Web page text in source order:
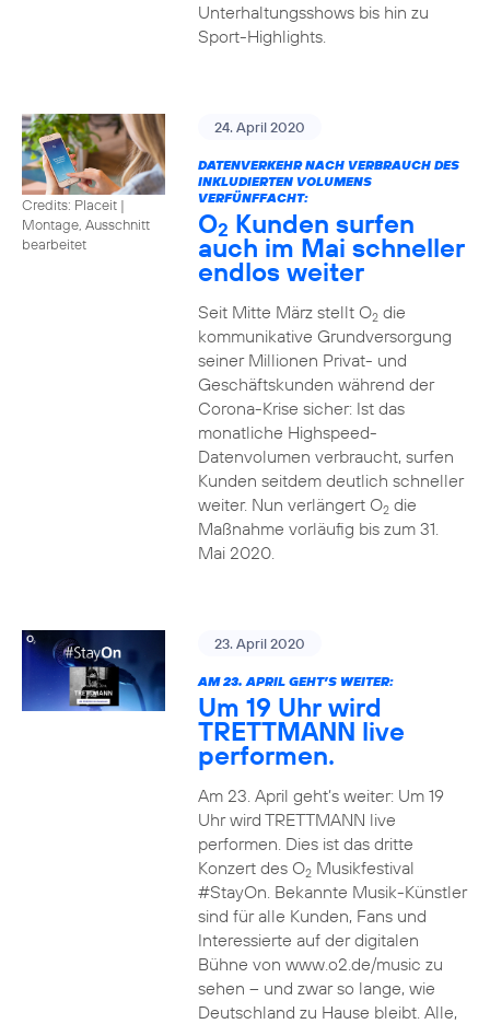
Unterhaltungsshows bis hin zu
Sport-Highlights.
Credits: Placeit |
Montage, Ausschnitt
bearbeitet
24. April 2020
DATENVERKEHR NACH VERBRAUCH DES
INKLUDIERTEN VOLUMENS
VERFÜNFFACHT:
O2 Kunden surfen
auch im Mai schneller
endlos weiter
Seit Mitte März stellt O2die
kommunikative Grundversorgung
seiner Millionen Privat- und
Geschäftskunden während der
Corona-Krise sicher: Ist das
monatliche Highspeed-
Datenvolumen verbraucht, surfen
Kunden seitdem deutlich schneller
weiter. Nun verlängert O2die
Maßnahme vorläufig bis zum 31.
Mai 2020.
23. April 2020
AM 23. APRIL GEHT’S WEITER:
Um 19 Uhr wird
TRETTMANN live
performen.
Am 23. April geht’s weiter: Um 19
Uhr wird TRETTMANN live
performen. Dies ist das dritte
Konzert des O2Musikfestival
#StayOn. Bekannte Musik-Künstler
sind für alle Kunden, Fans und
Interessierte auf der digitalen
Bühne von www.o2.de/music zu
sehen – und zwar so lange, wie
Deutschland zu Hause bleibt. Alle,